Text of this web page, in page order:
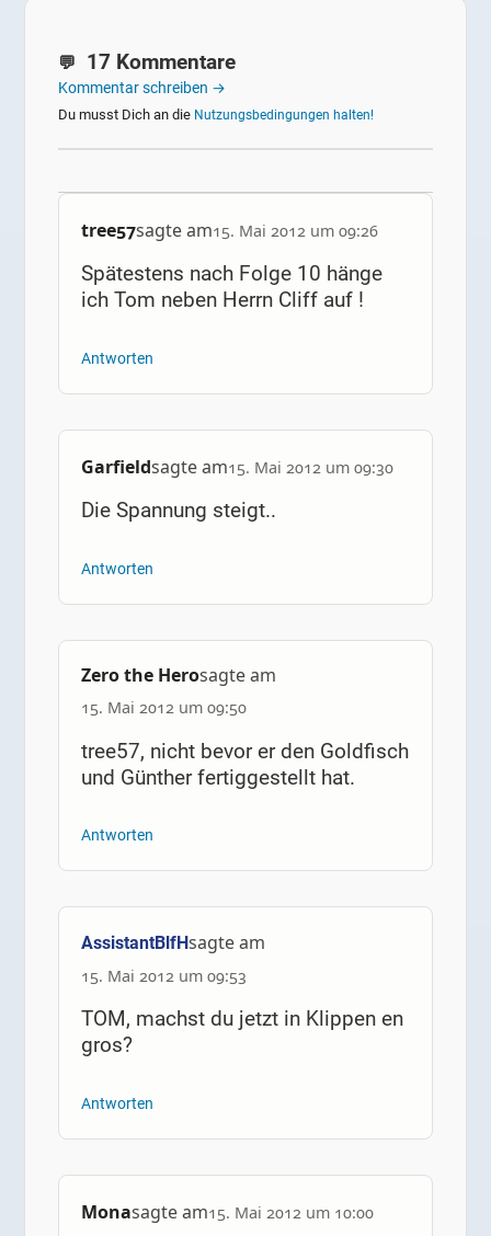
17 Kommentare
Kommentar schreiben →
Du musst Dich an die Nutzungsbedingungen halten!
tree57sagte am15. Mai 2012 um 09:26
Spätestens nach Folge 10 hänge
ich Tom neben Herrn Cliff auf !
Antworten
Garfieldsagte am15. Mai 2012 um 09:30
Die Spannung steigt..
Antworten
Zero the Herosagte am
15. Mai 2012 um 09:50
tree57, nicht bevor er den Goldfisch
und Günther fertiggestellt hat.
Antworten
AssistantBlfHsagte am
15. Mai 2012 um 09:53
TOM, machst du jetzt in Klippen en
gros?
Antworten
Monasagte am15. Mai 2012 um 10:00